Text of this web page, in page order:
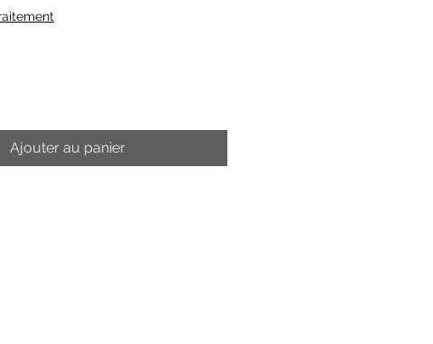
Ajouter au panier